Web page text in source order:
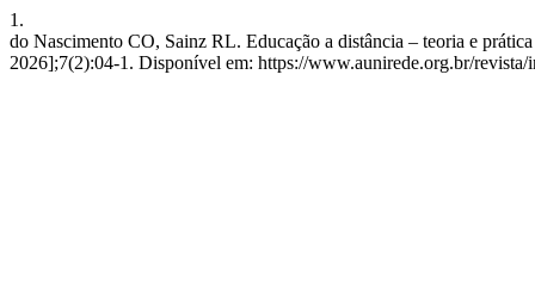
1.
do Nascimento CO, Sainz RL. Educação a distância – teoria e
2026];7(2):04-1. Disponível em: https://www.aunirede.org.br/